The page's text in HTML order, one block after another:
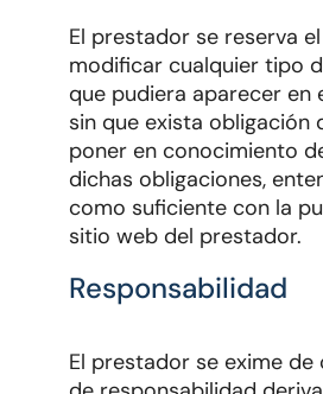
El prestador se reserva
modificar cualquier tipo
que pudiera aparecer en
sin que exista obligación
poner en conocimiento
dichas obligaciones,
como suficiente con la
sitio web del prestador.
Responsabilidad
El prestador se exime